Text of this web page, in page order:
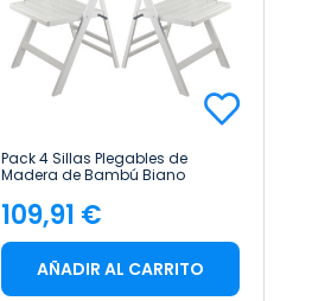
Pack 4 Sillas Plegables de
Madera de Bambú Biano
Precio
109,91 €
AÑADIR AL CARRITO